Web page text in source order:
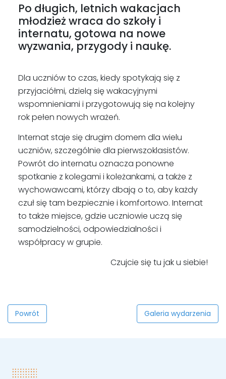
Po długich, letnich wakacjach
młodzież wraca do szkoły i
internatu, gotowa na nowe
wyzwania, przygody i naukę.
Dla uczniów to czas, kiedy spotykają się z
przyjaciółmi, dzielą się wakacyjnymi
wspomnieniami i przygotowują się na kolejny
rok pełen nowych wrażeń.
Internat staje się drugim domem dla wielu
uczniów, szczególnie dla pierwszoklasistów.
Powrót do internatu oznacza ponowne
spotkanie z kolegami i koleżankami, a także z
wychowawcami, którzy dbają o to, aby każdy
czuł się tam bezpiecznie i komfortowo. Internat
to także miejsce, gdzie uczniowie uczą się
samodzielności, odpowiedzialności i
współpracy w grupie.
Czujcie się tu jak u siebie!
Powrót Galeria wydarzenia